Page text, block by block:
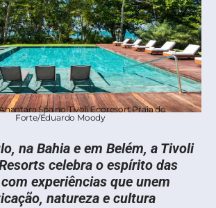
Spa no Tivoli Ecoresort Praia do
Forte/Eduardo Moody
na Bahia e em Belém, a Tivoli
celebra o espírito das
experiências que unem
natureza e cultura